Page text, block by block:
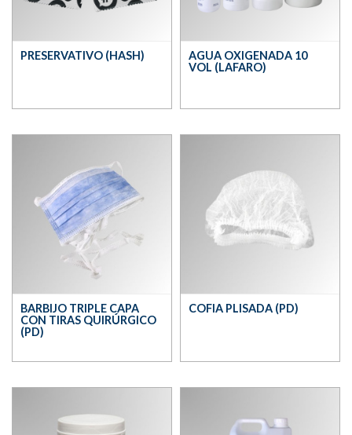
PRESERVATIVO (HASH)
AGUA OXIGENADA 10
VOL (LAFARO)
BARBIJO TRIPLE CAPA
CON TIRAS QUIRÚRGICO
(PD)
COFIA PLISADA (PD)